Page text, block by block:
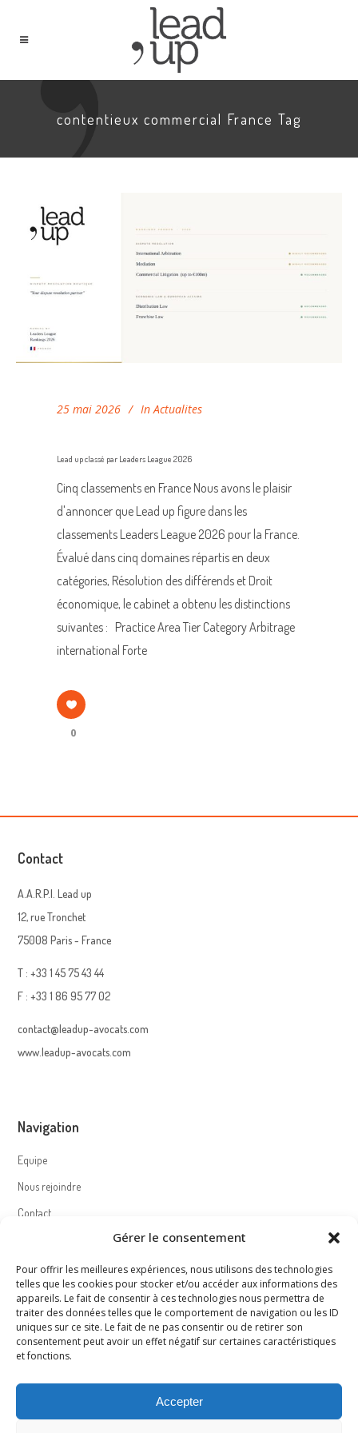
Gérer le consentement
Pour offrir les meilleures expériences, nous utilisons des technologies
telles que les cookies pour stocker et/ou accéder aux informations des
appareils. Le fait de consentir à ces technologies nous permettra de
traiter des données telles que le comportement de navigation ou les ID
uniques sur ce site. Le fait de ne pas consentir ou de retirer son
consentement peut avoir un effet négatif sur certaines caractéristiques
et fonctions.
Accepter
contentieux commercial France Tag
25 mai 2026 In Actualites
Lead up classé par Leaders League 2026
Cinq classements en France Nous avons le plaisir
d'annoncer que Lead up figure dans les
classements Leaders League 2026 pour la France.
Évalué dans cinq domaines répartis en deux
catégories, Résolution des différends et Droit
économique, le cabinet a obtenu les distinctions
suivantes : Practice Area Tier Category Arbitrage
international Forte
0
Contact
A.A.R.P.I. Lead up
12, rue Tronchet
75008 Paris - France
T : +33 1 45 75 43 44
F : +33 1 86 95 77 02
contact@leadup-avocats.com
www.leadup-avocats.com
Navigation
Equipe
Nous rejoindre
Contact
Politique de cookies (UE)
Nous suivre – Follow us
Mentions légales – Legal notice